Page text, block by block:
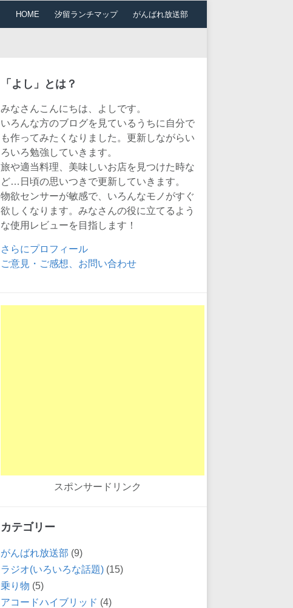
HOME 汐留ランチマップ がんばれ放送部
「よし」とは？
みなさんこんにちは、よしです。
いろんな方のブログを見ているうちに自分で
も作ってみたくなりました。更新しながらい
ろいろ勉強していきます。
旅や適当料理、美味しいお店を見つけた時な
ど…日頃の思いつきで更新していきます。
物欲センサーが敏感で、いろんなモノがすぐ
欲しくなります。みなさんの役に立てるよう
な使用レビューを目指します！
さらにプロフィール
ご意見・ご感想、お問い合わせ
スポンサードリンク
カテゴリー
がんばれ放送部 (9)
ラジオ(いろいろな話題) (15)
乗り物 (5)
アコードハイブリッド (4)